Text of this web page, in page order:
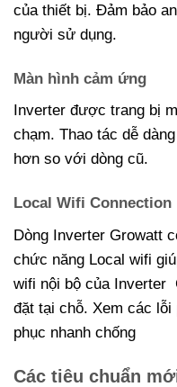
của thiết bị. Đảm bảo
người sử dụng.
Màn hình cảm ứng
Inverter được trang bị
chạm. Thao tác dễ
hơn so với dòng cũ.
Local Wifi Connection
Dòng Inverter Growatt
chức năng Local wifi
wifi nội bộ của Inverter
đặt tại chỗ. Xem các
phục nhanh chống
Các tiêu chuẩn